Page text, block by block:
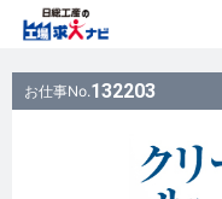
お仕事No.132203